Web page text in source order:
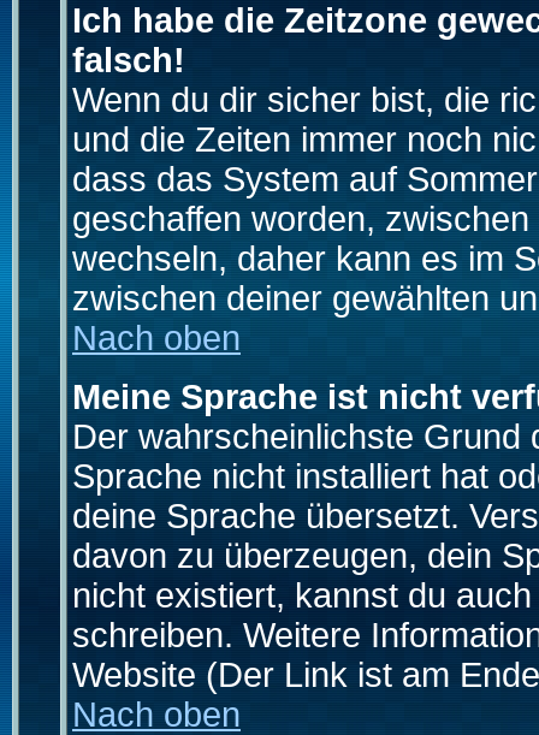
Ich habe die Zeitzone
falsch!
Wenn du dir sicher bist, die
und die Zeiten immer noch
dass das System auf
geschaffen worden,
wechseln, daher kann es im
zwischen deiner gewählten
Nach oben
Meine Sprache ist nicht
Der wahrscheinlichste Grund
Sprache nicht installiert hat
deine Sprache übersetzt.
davon zu überzeugen, dein
nicht existiert, kannst du
schreiben. Weitere
Website (Der Link ist am
Nach oben